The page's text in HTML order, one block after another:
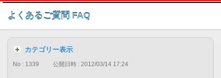
このページの本文へ
よくあるご質問 FAQ
カテゴリー表示
No : 1339 公開日時 : 2012/03/14 17:24